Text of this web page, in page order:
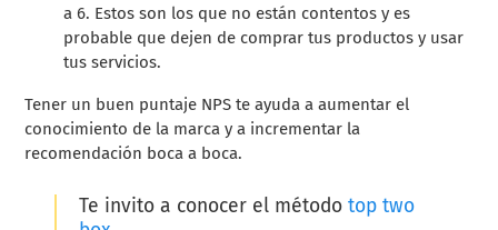
a 6. Estos son los que no están contentos y es
probable que dejen de comprar tus productos y usar
tus servicios.
Tener un buen puntaje NPS te ayuda a aumentar el
conocimiento de la marca y a incrementar la
recomendación boca a boca.
Te invito a conocer el método top two